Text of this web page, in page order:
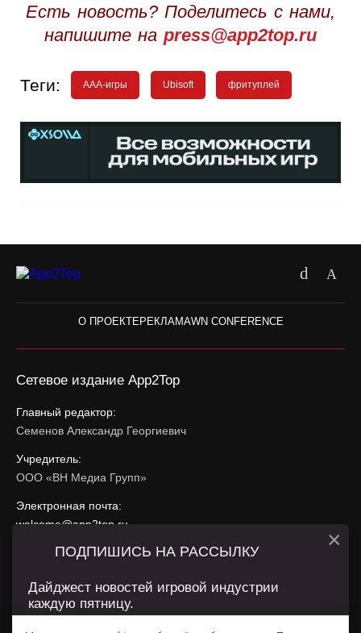
Есть новость? Поделитесь с нами,
напишите на press@app2top.ru
Теги: AAA-игры Ubisoft фритуплей
О ПРОЕКТЕРЕКЛАМАWN CONFERENCE
Сетевое издание App2Top
Главный редактор:
Семенов Александр Георгиевич
Учредитель:
ООО «ВН Медиа Групп»
Электронная почта:
welcome@app2top.ru
При использовании материалов активная ссылка на
Сайт использует IP адреса, cookie, данные геолокации
ПОДПИШИСЬ НА РАССЫЛКУ
Дайджест новостей игровой индустрии
каждую пятницу.
×